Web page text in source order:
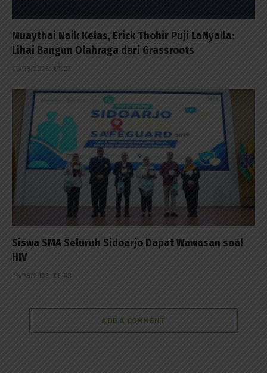
Muaythai Naik Kelas, Erick Thohir Puji LaNyalla:
Lihai Bangun Olahraga dari Grassroots
06/08/2026 - 07:23
Siswa SMA Seluruh Sidoarjo Dapat Wawasan soal
HIV
06/08/2026 - 05:49
ADD A COMMENT